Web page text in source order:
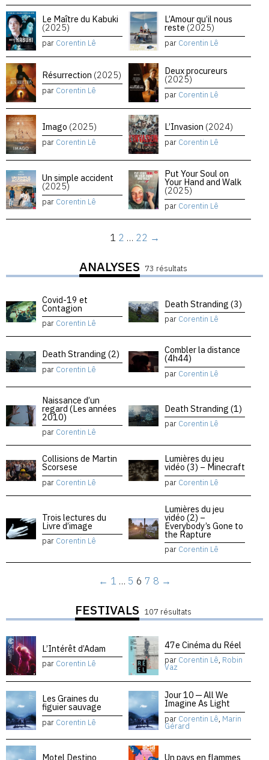
Le Maître du Kabuki
(2025)
par Corentin Lê
L’Amour qu’il nous
reste (2025)
par Corentin Lê
Résurrection (2025)
par Corentin Lê
Deux procureurs
(2025)
par Corentin Lê
Imago (2025)
par Corentin Lê
L’Invasion (2024)
par Corentin Lê
Un simple accident
(2025)
par Corentin Lê
Put Your Soul on
Your Hand and Walk
(2025)
par Corentin Lê
1 2 … 22 →
ANALYSES 73 résultats
Covid-19 et
Contagion
par Corentin Lê
Death Stranding (3)
par Corentin Lê
Death Stranding (2)
par Corentin Lê
Combler la distance
(4h44)
par Corentin Lê
Naissance d’un
regard (Les années
2010)
par Corentin Lê
Death Stranding (1)
par Corentin Lê
Collisions de Martin
Scorsese
par Corentin Lê
Lumières du jeu
vidéo (3) – Minecraft
par Corentin Lê
Trois lectures du
Livre d’image
par Corentin Lê
Lumières du jeu
vidéo (2) –
Everybody’s Gone to
the Rapture
par Corentin Lê
← 1 … 5 6 7 8 →
FESTIVALS 107 résultats
L’Intérêt d’Adam
par Corentin Lê
47e Cinéma du Réel
par Corentin Lê, Robin
Vaz
Les Graines du
figuier sauvage
par Corentin Lê
Jour 10 — All We
Imagine As Light
par Corentin Lê, Marin
Gérard
Motel Destino Un pays en flammes